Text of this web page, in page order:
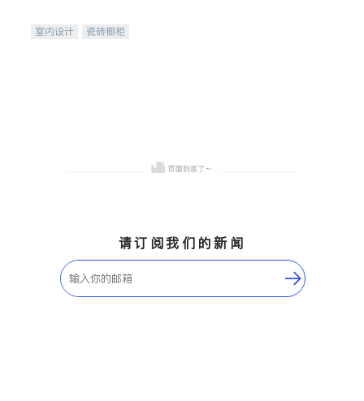
室内设计
瓷砖橱柜
请订阅我们的新闻